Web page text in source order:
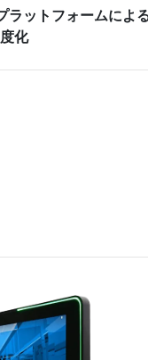
ラットフォームによ
化